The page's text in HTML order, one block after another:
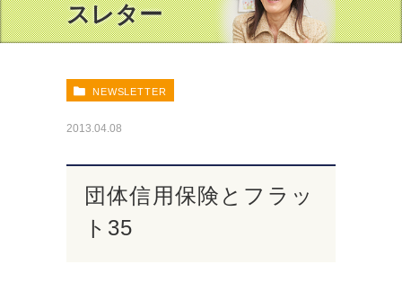
スレター
NEWSLETTER
2013.04.08
団体信用保険とフラッ
ト35